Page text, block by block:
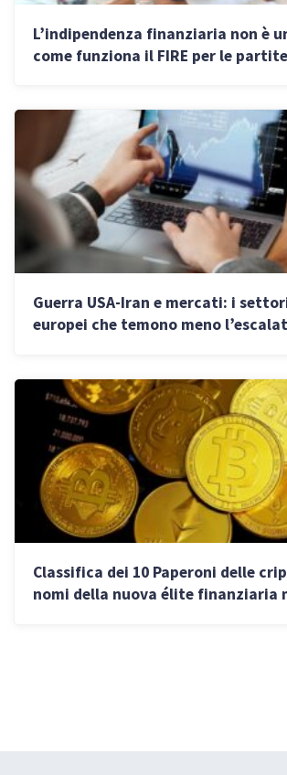
L’indipendenza finanziaria non è
come funziona il FIRE per le
Guerra USA-Iran e mercati: i
europei che temono meno
Classifica dei 10 Paperoni delle
nomi della nuova élite finanziaria